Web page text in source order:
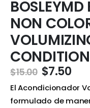
BOSLEYMD
NON
$15.00 $7.50
El Acondicionador
formulado de